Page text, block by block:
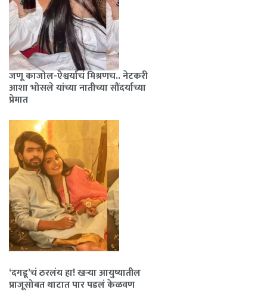
जणू काजोल-ऐश्वर्याचं मिश्रणच.. नेटकरी
आशा भोसले यांच्या नातीच्या सौंदर्याच्या
प्रेमात
‘दगडू’चं ठरलंय हा! खऱ्या आयुष्यातील
प्राजूसोबत थाटात पार पडलं केळवण